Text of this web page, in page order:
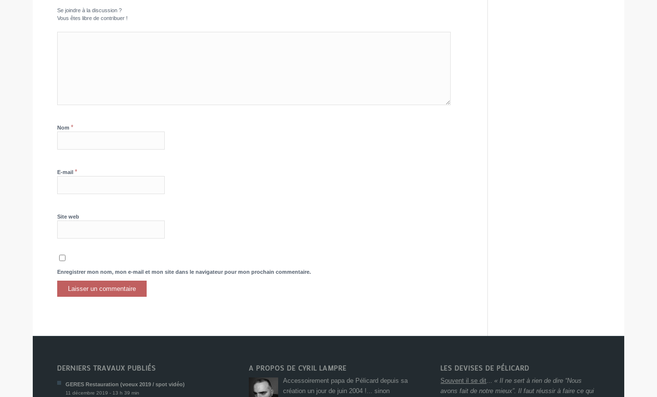
Se joindre à la discussion ?
Vous êtes libre de contribuer !
Nom*
E-mail*
Site web
Enregistrer mon nom, mon e-mail et mon site dans le navigateur pour mon prochain commentaire.
DERNIERS TRAVAUX PUBLIÉS
GERES Restauration (voeux 2019 / spot vidéo)
11 décembre 2019 - 13 h 39 min
A PROPOS DE CYRIL LAMPRE
Accessoirement papa de Pélicard depuis sa
création un jour de juin 2004 !... sinon
LES DEVISES DE PÉLICARD
Souvent il se dit...« Il ne sert à rien de dire “Nous
avons fait de notre mieux”. Il faut réussir à faire ce qui